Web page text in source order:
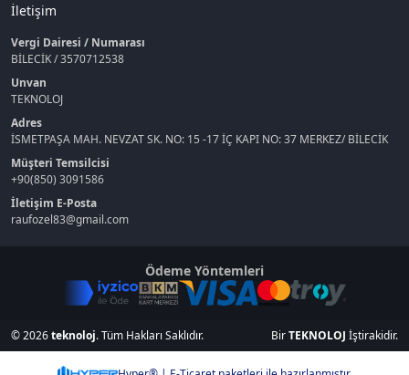
İletişim
Vergi Dairesi / Numarası
BİLECİK / 3570712538
Unvan
TEKNOLOJ
Adres
İSMETPAŞA MAH. NEVZAT SK. NO: 15 -17 İÇ KAPI NO: 37 MERKEZ/ BİLECİK
Müşteri Temsilcisi
+90(850) 3091586
İletişim E-Posta
raufozel83@gmail.com
Ödeme Yöntemleri
© 2026teknoloj. Tüm Hakları Saklıdır. BirTEKNOLOJ İştirakidir.